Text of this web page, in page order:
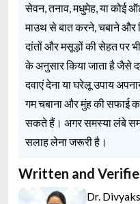
सेवन, तनाव, मधुमेह, या कोई
माउथ से बात करने, चबाने और
दांतों और मसूड़ों की सेहत पर
के अनुसार किया जाता है जैसे
दवाएं देना या घरेलू उपाय
गम चबाना और मुंह की सफाई
सकते हैं। अगर समस्या लंबे
सलाह लेना जरूरी है।
Written and
Dr.